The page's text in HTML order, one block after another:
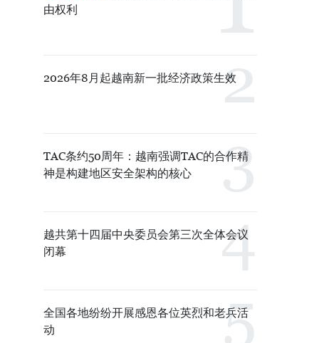
由权利
2026年8月起越南新一批经济政策生效
TAC条约50周年：越南强调TAC的合作精
神是构建地区安全架构的核心
越共第十四届中央委员会第三次全体会议
闭幕
全国各地纷纷开展感恩各位英烈和老兵活
动